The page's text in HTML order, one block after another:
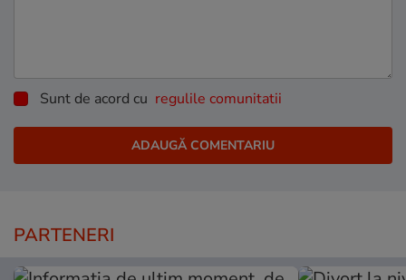
Sunt de acord cu regulile comunitatii
PARTENERI